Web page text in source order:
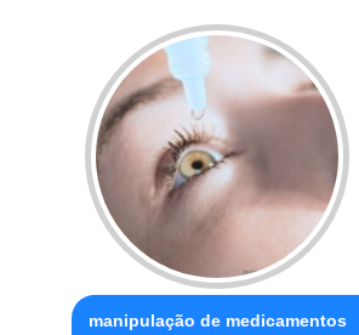
manipulação de medicamentos